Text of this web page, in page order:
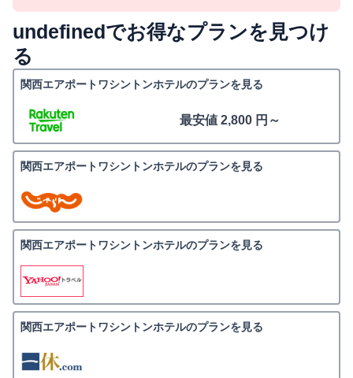
undefinedでお得なプランを見つけ
る
関西エアポートワシントンホテルのプランを見る
最安値 2,800 円～
関西エアポートワシントンホテルのプランを見る
関西エアポートワシントンホテルのプランを見る
関西エアポートワシントンホテルのプランを見る